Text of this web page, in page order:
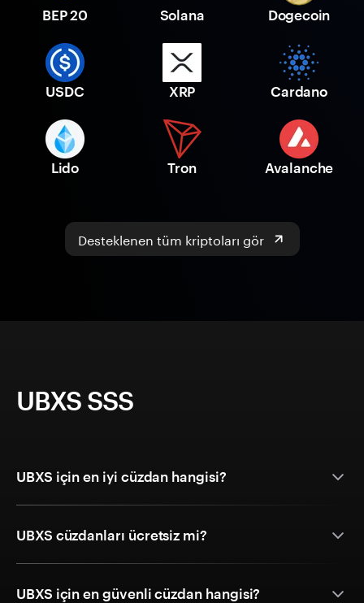
BEP 20 Solana Dogecoin
USDC XRP Cardano
Lido Tron Avalanche
Desteklenen tüm kriptoları gör
UBXS SSS
UBXS için en iyi cüzdan hangisi?
UBXS cüzdanları ücretsiz mi?
UBXS için en güvenli cüzdan hangisi?